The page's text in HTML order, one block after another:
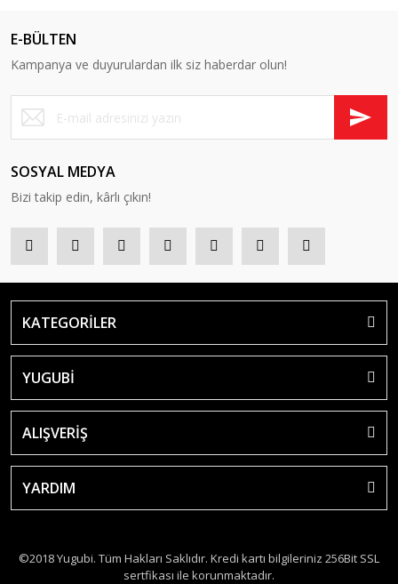
E-BÜLTEN
Kampanya ve duyurulardan ilk siz haberdar olun!
SOSYAL MEDYA
Bizi takip edin, kârlı çıkın!
KATEGORİLER
YUGUBİ
ALIŞVERİŞ
YARDIM
©2018 Yugubi. Tüm Hakları Saklıdır. Kredi kartı bilgileriniz 256Bit SSL
sertfikası ile korunmaktadır.